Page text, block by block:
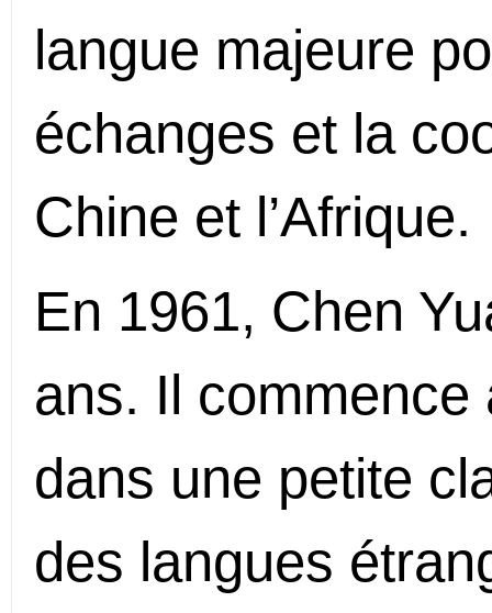
langue majeure
échanges et la
Chine et l’Afrique.
En 1961, Chen
ans. Il
dans une petite
des langues